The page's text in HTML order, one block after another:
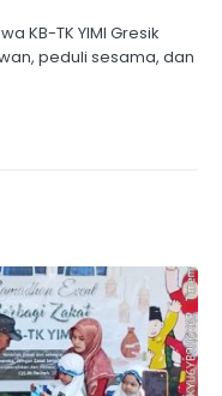
KB-TK YIMI Gresik
peduli sesama, dan